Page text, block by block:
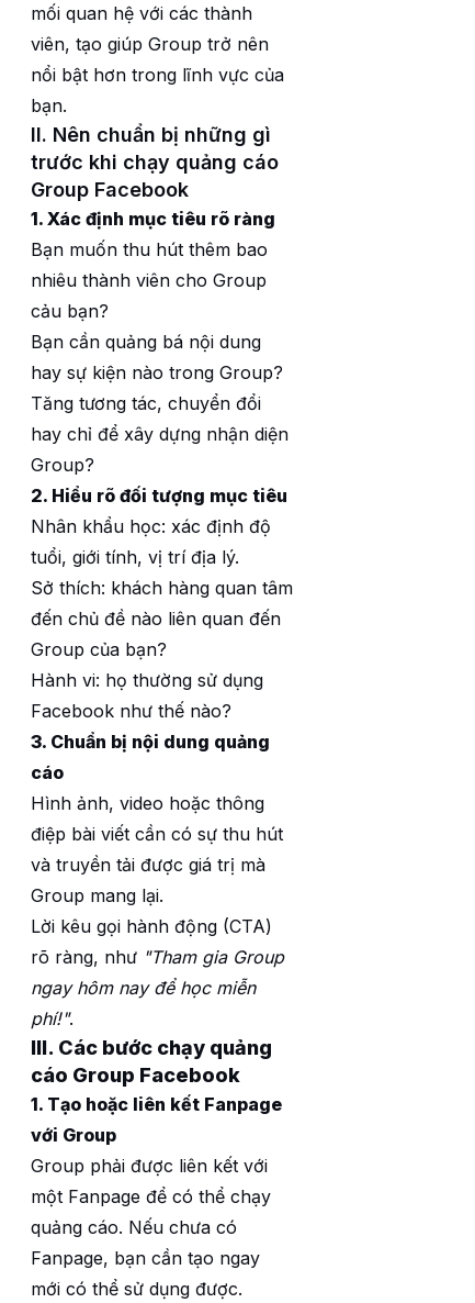
mối quan hệ với các thành
viên, tạo giúp Group trở nên
nổi bật hơn trong lĩnh vực của
bạn.
II. Nên chuẩn bị những gì
trước khi chạy quảng cáo
Group Facebook
1. Xác định mục tiêu rõ ràng
Bạn muốn thu hút thêm bao
nhiêu thành viên cho Group
cảu bạn?
Bạn cần quảng bá nội dung
hay sự kiện nào trong Group?
Tăng tương tác, chuyển đổi
hay chỉ để xây dựng nhận diện
Group?
2. Hiểu rõ đối tượng mục tiêu
Nhân khẩu học: xác định độ
tuổi, giới tính, vị trí địa lý.
Sở thích: khách hàng quan tâm
đến chủ đề nào liên quan đến
Group của bạn?
Hành vi: họ thường sử dụng
Facebook như thế nào?
3. Chuẩn bị nội dung quảng
cáo
Hình ảnh, video hoặc thông
điệp bài viết cần có sự thu hút
và truyền tải được giá trị mà
Group mang lại.
Lời kêu gọi hành động (CTA)
rõ ràng, như "Tham gia Group
ngay hôm nay để học miễn
phí!".
III. Các bước chạy quảng
cáo Group Facebook
1. Tạo hoặc liên kết Fanpage
với Group
Group phải được liên kết với
một Fanpage để có thể chạy
quảng cáo. Nếu chưa có
Fanpage, bạn cần tạo ngay
mới có thể sử dụng được.